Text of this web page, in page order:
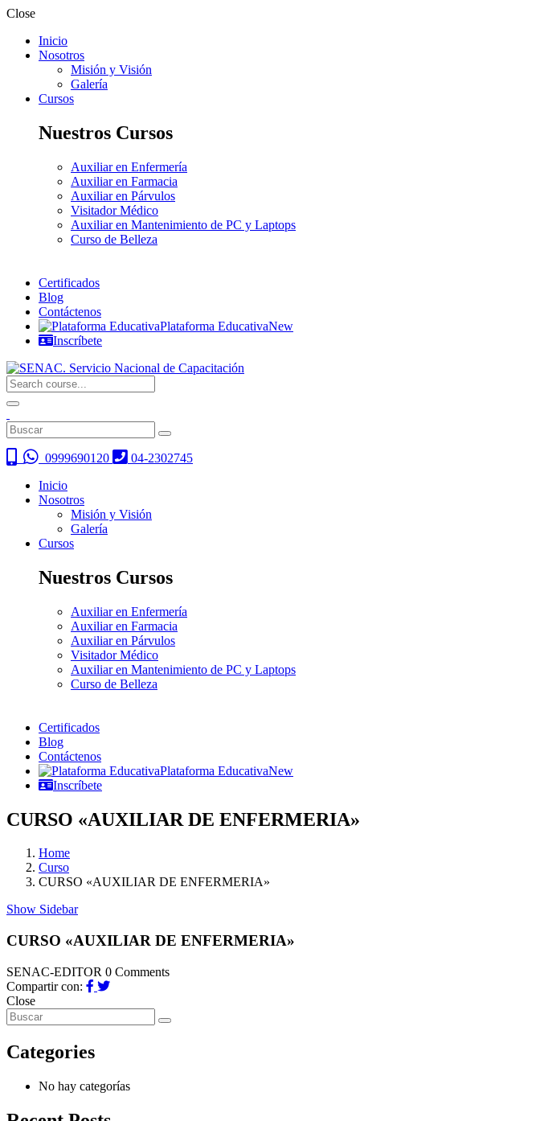
Close
Inicio
Nosotros
Misión y Visión
Galería
Cursos
Nuestros Cursos
Auxiliar en Enfermería
Auxiliar en Farmacia
Auxiliar en Párvulos
Visitador Médico
Auxiliar en Mantenimiento de PC y Laptops
Curso de Belleza
Certificados
Blog
Contáctenos
Plataforma EducativaNew
Inscríbete
0999690120
04-2302745
Inicio
Nosotros
Misión y Visión
Galería
Cursos
Nuestros Cursos
Auxiliar en Enfermería
Auxiliar en Farmacia
Auxiliar en Párvulos
Visitador Médico
Auxiliar en Mantenimiento de PC y Laptops
Curso de Belleza
Certificados
Blog
Contáctenos
Plataforma EducativaNew
Inscríbete
CURSO «AUXILIAR DE ENFERMERIA»
Home
Curso
CURSO «AUXILIAR DE ENFERMERIA»
Show Sidebar
CURSO «AUXILIAR DE ENFERMERIA»
SENAC-EDITOR 0 Comments
Compartir con:
Close
Categories
No hay categorías